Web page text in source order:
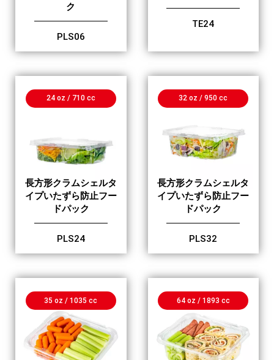
ク
PLS06
TE24
24 oz / 710 cc
長方形クラムシェルタ
イプいたずら防止フー
ドパック
PLS24
32 oz / 950 cc
長方形クラムシェルタ
イプいたずら防止フー
ドパック
PLS32
35 oz / 1035 cc 64 oz / 1893 cc